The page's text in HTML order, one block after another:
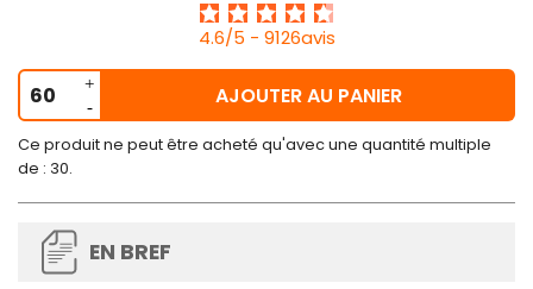
4.6/5 - 9126avis
AJOUTER AU PANIER
Ce produit ne peut être acheté qu'avec une quantité multiple
de : 30.
EN BREF